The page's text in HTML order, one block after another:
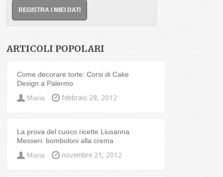
ARTICOLI POPOLARI
Come decorare torte: Corsi di Cake
Design a Palermo
Maria
febbraio 28, 2012
La prova del cuoco ricette Liusanna
Messeri: bomboloni alla crema
Maria
novembre 21, 2012